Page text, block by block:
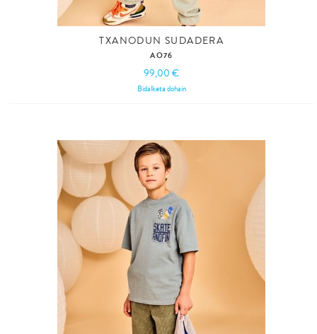
TXANODUN SUDADERA
AO76
99,00 €
Bidalketa dohain